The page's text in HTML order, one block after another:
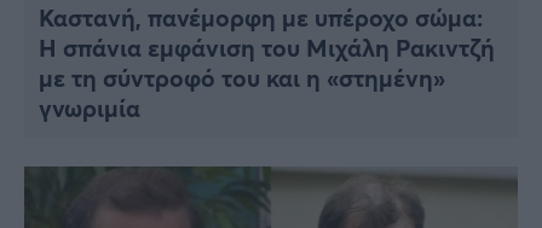
Καστανή, πανέμορφη με υπέροχο σώμα:
Η σπάνια εμφάνιση του Μιχάλη Ρακιντζή
με τη σύντροφό του και η «στημένη»
γνωριμία